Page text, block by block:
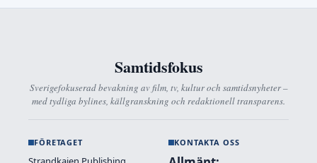
Samtidsfokus
Sverigefokuserad bevakning av film, tv, kultur och samtidsnyheter –
med tydliga bylines, källgranskning och redaktionell transparens.
FÖRETAGET KONTAKTA OSS